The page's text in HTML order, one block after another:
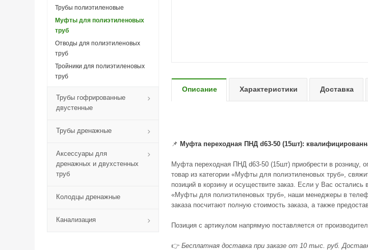
Трубы полиэтиленовые
Муфты для полиэтиленовых
труб
Отводы для полиэтиленовых
труб
Тройники для полиэтиленовых
труб
Трубы гофрированные
двустенные
Трубы дренажные
Аксессуары для
дренажных и двухстенных
труб
Колодцы дренажные
Канализация
Описание Характеристики Доставка
📌 Муфта переходная ПНД d63-50 (15шт):
Муфта переходная ПНД d63-50 (15шт) приобрести в розницу,
товар из категории «Муфты для полиэтиленовых труб»,
позиций в корзину и осуществите заказ. Если у Вас
«Муфты для полиэтиленовых труб», наши менеджеры в
заказа посчитают полную стоимость заказа, а также
Позиция с артикулом напрямую поставляется от
👉 Бесплатная доставка при заказе от 10 тыс. руб.